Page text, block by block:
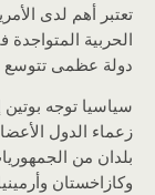
تعتبر أهم لدى
الحربية
دولة عظمى تتوسع
سياسيا توجه
بلدان من
وكازاخستان